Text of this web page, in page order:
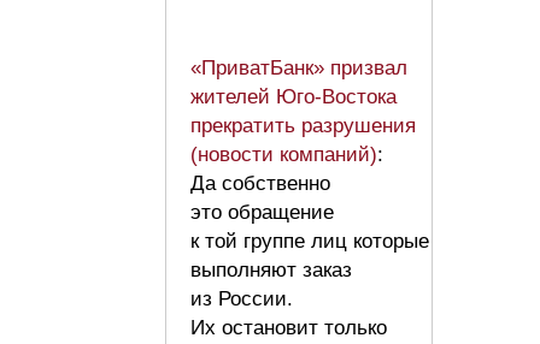
«ПриватБанк» призвал
жителей Юго-Востока
прекратить разрушения
(новости компаний):
Да собственно
это обращение
к той группе лиц которые
выполняют заказ
из России.
Их остановит только